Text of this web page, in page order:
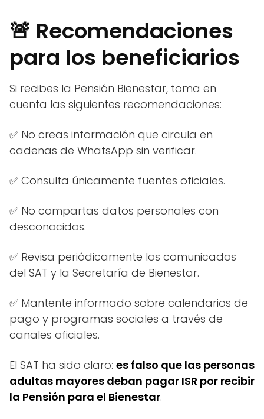
🚨 Recomendaciones
para los beneficiarios
Si recibes la Pensión Bienestar, toma en
cuenta las siguientes recomendaciones:
✅ No creas información que circula en
cadenas de WhatsApp sin verificar.
✅ Consulta únicamente fuentes oficiales.
✅ No compartas datos personales con
desconocidos.
✅ Revisa periódicamente los comunicados
del SAT y la Secretaría de Bienestar.
✅ Mantente informado sobre calendarios de
pago y programas sociales a través de
canales oficiales.
El SAT ha sido claro: es falso que las personas
adultas mayores deban pagar ISR por recibir
la Pensión para el Bienestar.